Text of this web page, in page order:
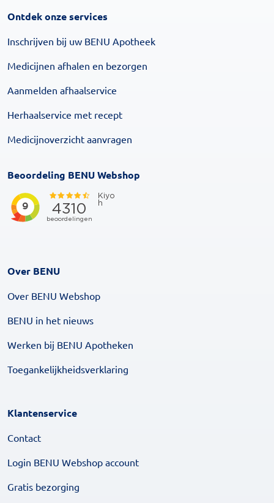
Ontdek onze services
Inschrijven bij uw BENU Apotheek
Medicijnen afhalen en bezorgen
Aanmelden afhaalservice
Herhaalservice met recept
Medicijnoverzicht aanvragen
Beoordeling BENU Webshop
Over BENU
Over BENU Webshop
BENU in het nieuws
Werken bij BENU Apotheken
Toegankelijkheidsverklaring
Klantenservice
Contact
Login BENU Webshop account
Gratis bezorging